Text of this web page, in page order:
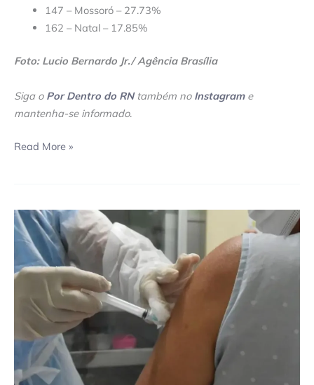
147 – Mossoró – 27.73%
162 – Natal – 17.85%
Foto: Lucio Bernardo Jr./ Agência Brasília
Siga o Por Dentro do RNtambém no Instagrame
mantenha-se informado.
Read More »
Pessoas
com
comorbidades
já
aptas
receber
vacina